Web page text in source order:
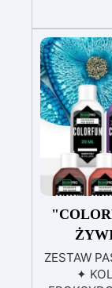
Nr 2.
+ 100
akcesoriów
g żywicy,
kwiaty,
ZESTAW
✦